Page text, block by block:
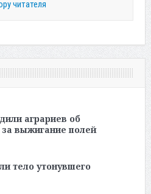
читателя
аграриев об
за выжигание полей
тело утонувшего